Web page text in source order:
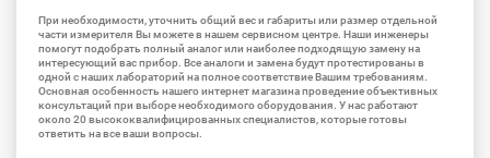
При необходимости, уточнить общий вес и габариты или размер отдельной
части измерителя Вы можете в нашем сервисном центре. Наши инженеры
помогут подобрать полный аналог или наиболее подходящую замену на
интересующий вас прибор. Все аналоги и замена будут протестированы в
одной с наших лабораторий на полное соответствие Вашим требованиям.
Основная особенность нашего интернет магазина проведение объективных
консультаций при выборе необходимого оборудования. У нас работают
около 20 высококвалифицированных специалистов, которые готовы
ответить на все ваши вопросы.